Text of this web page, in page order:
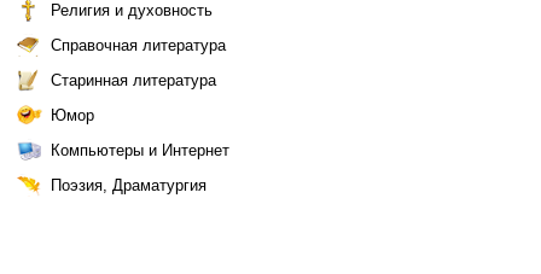
Религия и духовность
Справочная литература
Старинная литература
Юмор
Компьютеры и Интернет
Поэзия, Драматургия